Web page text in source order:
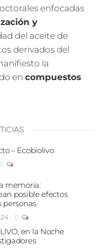
enfocadas
y
del aceite de
derivados del
la
encompuestos
– Ecobiolivo
0
memoria:
posible efectos
personas
0
en la Noche